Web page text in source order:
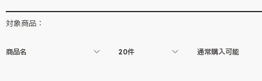
対象商品：
商品名 20件 通常購入可能